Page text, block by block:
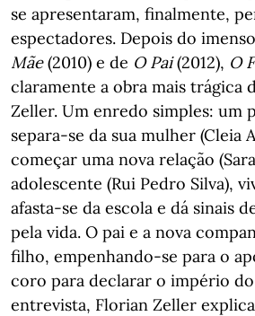
se apresentaram, finalmente,
espectadores. Depois do
Mãe(2010) e de O Pai(2012), O
claramente a obra mais trágica
Zeller. Um enredo simples: um
separa-se da sua mulher (Cleia
começar uma nova relação
adolescente (Rui Pedro Silva),
afasta-se da escola e dá sinais
pela vida. O pai e a nova
filho, empenhando-se para o
coro para declarar o império
entrevista, Florian Zeller